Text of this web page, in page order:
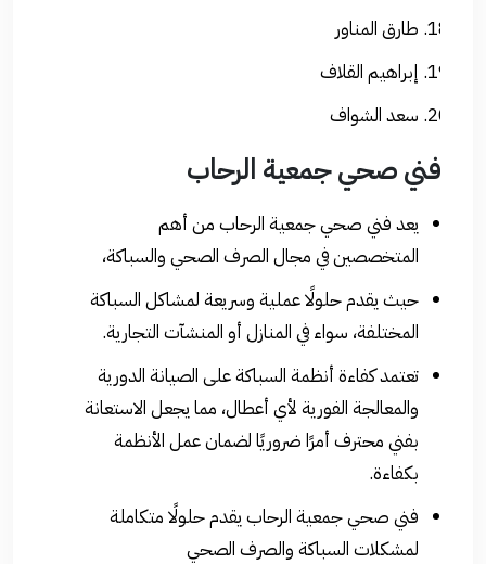
طارق المناور
إبراهيم القلاف
سعد الشواف
فني صحي جمعية الرحاب
يعد فني صحي جمعية الرحاب من أهم
المتخصصين في مجال الصرف الصحي والسباكة،
حيث يقدم حلولًا عملية وسريعة لمشاكل السباكة
المختلفة، سواء في المنازل أو المنشآت التجارية.
تعتمد كفاءة أنظمة السباكة على الصيانة الدورية
والمعالجة الفورية لأي أعطال، مما يجعل الاستعانة
بفني محترف أمرًا ضروريًا لضمان عمل الأنظمة
بكفاءة.
فني صحي جمعية الرحاب يقدم حلولًا متكاملة
لمشكلات السباكة والصرف الصحي